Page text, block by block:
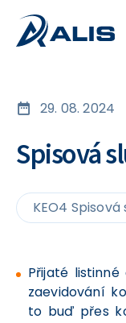
29. 08. 2024
Spisová
KEO4 Spisová
Přijaté
zaevidování
to buď přes